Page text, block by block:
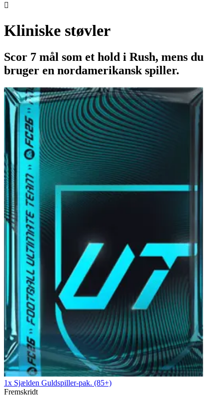

Kliniske støvler
Scor 7 mål som et hold i Rush, mens du
bruger en nordamerikansk spiller.
1x Sjælden Guldspiller-pak. (85+)
Fremskridt